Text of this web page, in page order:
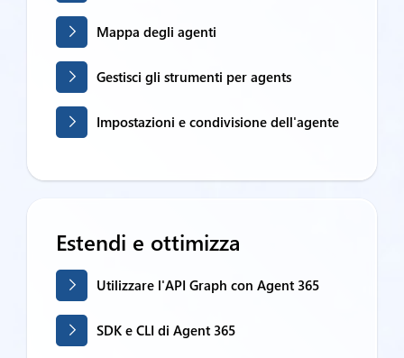
Mappa degli agenti
Gestisci gli strumenti per agents
Impostazioni e condivisione dell'agente
Estendi e ottimizza
Utilizzare l'API Graph con Agent 365
SDK e CLI di Agent 365